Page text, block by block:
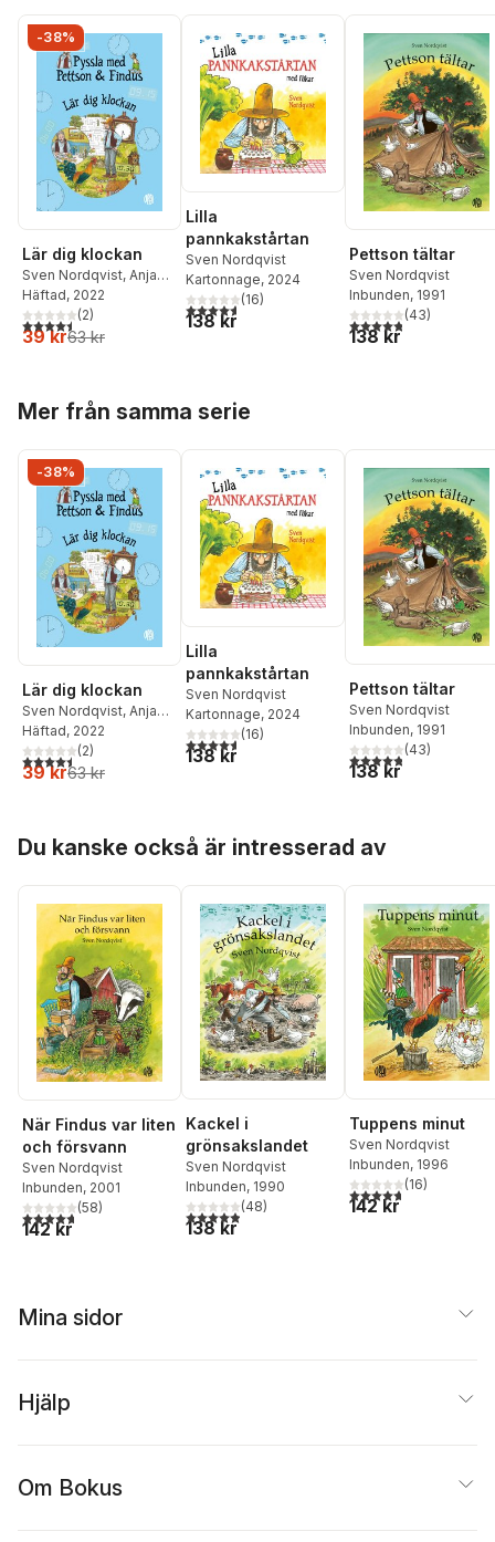
-38%
Lär dig klockan
Sven Nordqvist, Anja
Eriksson
Häftad, 2022
4,5utav 5 stjärnor. Totalt antal röster:
(2)
39 kr63 kr
Lilla
pannkakstårtan
Sven Nordqvist
Kartonnage, 2024
4,6utav 5 stjärnor. Totalt antal röster:
(16)
138 kr
Pettson tältar
Sven Nordqvist
Inbunden, 1991
4,8utav 5 stjärnor.
(43)
138 kr
Mer från samma serie
-38%
Lär dig klockan
Sven Nordqvist, Anja
Eriksson
Häftad, 2022
4,5utav 5 stjärnor. Totalt antal röster:
(2)
39 kr63 kr
Lilla
pannkakstårtan
Sven Nordqvist
Kartonnage, 2024
4,6utav 5 stjärnor. Totalt antal röster:
(16)
138 kr
Pettson tältar
Sven Nordqvist
Inbunden, 1991
4,8utav 5 stjärnor.
(43)
138 kr
Du kanske också är intresserad av
När Findus var liten
och försvann
Sven Nordqvist
Inbunden, 2001
4,7utav 5 stjärnor. Totalt antal röster:
(58)
142 kr
Kackel i
grönsakslandet
Sven Nordqvist
Inbunden, 1990
4,9utav 5 stjärnor. Totalt antal röster:
(48)
138 kr
Tuppens minut
Sven Nordqvist
Inbunden, 1996
4,7utav 5 stjärnor.
(16)
142 kr
Mina sidor
Hjälp
Om Bokus